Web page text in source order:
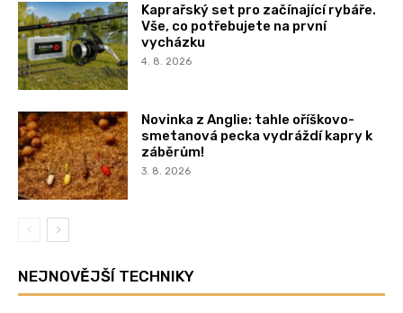
Kaprařský set pro začínající rybáře.
Vše, co potřebujete na první
vycházku
4. 8. 2026
Novinka z Anglie: tahle oříškovo-
smetanová pecka vydráždí kapry k
záběrům!
3. 8. 2026
NEJNOVĚJŠÍ TECHNIKY